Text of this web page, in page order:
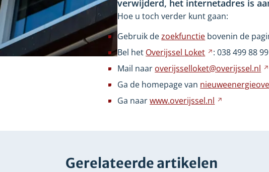
verwijderd, het internetadres is
Hoe u toch verder kunt gaan:
Gebruik dezoekfunctie bovenin de
Bel het Overijssel Loket
Verwijst
naar
andere
website
: 03849988
Mail naar overijsselloket@overijssel.nl
Ga de homepage van
Ga naarwww.overijssel.nl
Gerelateerde artikelen